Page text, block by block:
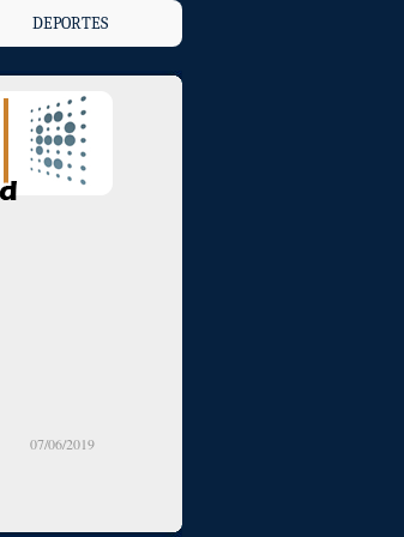
DEPORTES
07/06/2019